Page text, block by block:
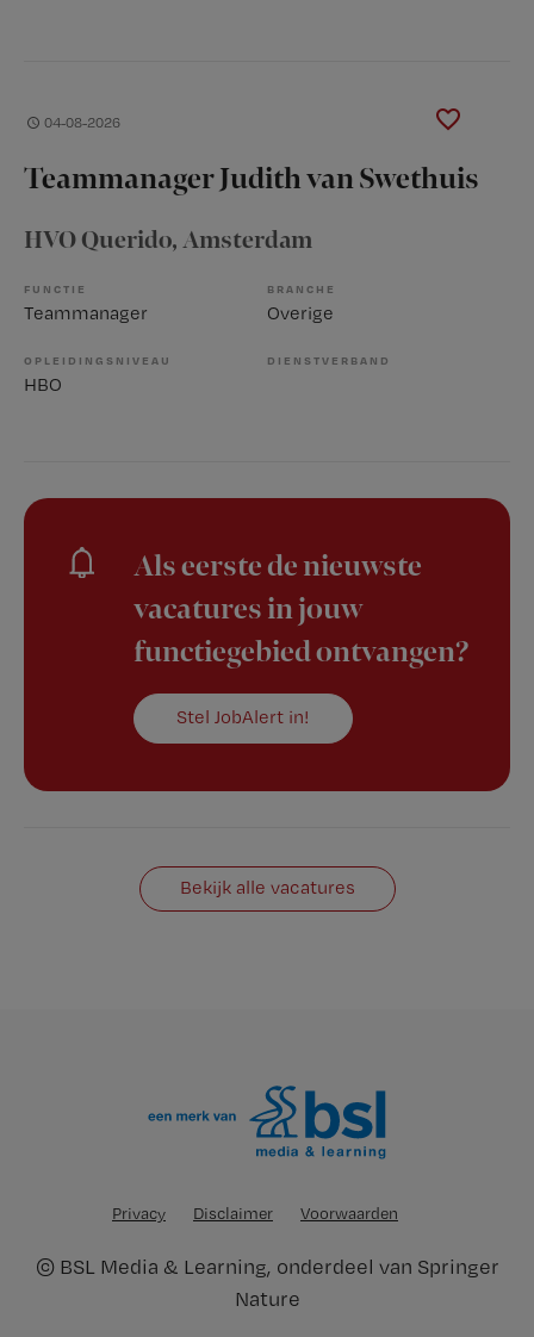
04-08-2026
Teammanager Judith van Swethuis
HVO Querido, Amsterdam
FUNCTIE
Teammanager
BRANCHE
Overige
OPLEIDINGSNIVEAU
HBO
DIENSTVERBAND
Als eerste de nieuwste
vacatures in jouw
functiegebied ontvangen?
Stel JobAlert in!
Bekijk alle vacatures
Privacy Disclaimer Voorwaarden
© BSL Media & Learning, onderdeel van Springer
Nature